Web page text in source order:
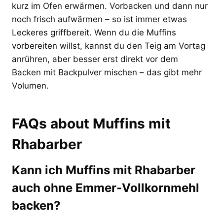
kurz im Ofen erwärmen. Vorbacken und dann nur
noch frisch aufwärmen – so ist immer etwas
Leckeres griffbereit. Wenn du die Muffins
vorbereiten willst, kannst du den Teig am Vortag
anrühren, aber besser erst direkt vor dem
Backen mit Backpulver mischen – das gibt mehr
Volumen.
FAQs about Muffins mit
Rhabarber
Kann ich Muffins mit Rhabarber
auch ohne Emmer-Vollkornmehl
backen?